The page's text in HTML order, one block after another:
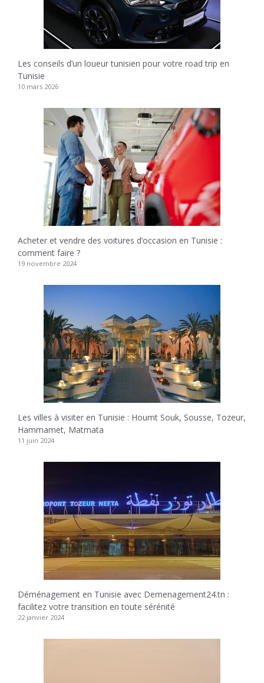
Les conseils d’un loueur tunisien pour votre road trip en
Tunisie
10 mars 2026
Acheter et vendre des voitures d’occasion en Tunisie :
comment faire ?
19 novembre 2024
Les villes à visiter en Tunisie : Houmt Souk, Sousse, Tozeur,
Hammamet, Matmata
11 juin 2024
Déménagement en Tunisie avec Demenagement24.tn :
facilitez votre transition en toute sérénité
22 janvier 2024